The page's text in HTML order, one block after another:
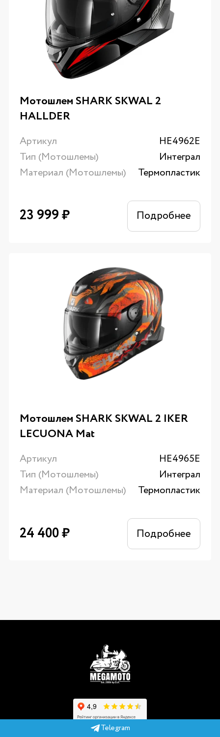
Мотошлем SHARK SKWAL 2
HALLDER
Артикул
HE4962E
Тип (Мотошлемы)
Интеграл
Материал (Мотошлемы)
Термопластик
23 999₽ Подробнее
Мотошлем SHARK SKWAL 2 IKER
LECUONA Mat
Артикул
HE4965E
Тип (Мотошлемы)
Интеграл
Материал (Мотошлемы)
Термопластик
24 400₽ Подробнее
Telegram